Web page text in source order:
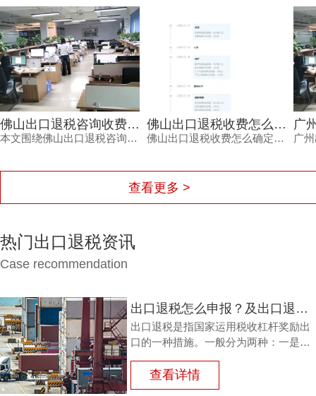
佛山出口退税收费怎么确定？别再为糊涂账买单，内行揭秘
佛山出口退税收费怎么确定？本文从企业做账现状、机构定价逻辑、服务价值三方面展开分析，帮助外贸企业避开低价陷阱与隐性收费。鸿裕财税以透明收费、专业团队、完善服务及不成功退款承诺，为出口企业提供可靠选择。
广州出口退税费用怎么确定？这三个细节不看清容易钱货两空
广州出口退税费用怎么确定？不同代理机构报价差异大，背后隐藏着服务范围、团队专业度、流程透明度与售后保障的多重考量。本文结合外贸企业真实痛点，梳理费用确定的三大细节，帮助负责人避开退税路上的坑，让每一笔销售收入都退得安心。
查看更多 >
热门出口退税资讯
Case recommendation
出口退税怎么申报？及出口退税怎么进行填写增值税申报表?
出口退税是指国家运用税收杠杆奖励出
口的一种措施。一般分为两种：一是退
或半成品，加工制成产品出口时，退还
其已纳的进口税。
查看详情